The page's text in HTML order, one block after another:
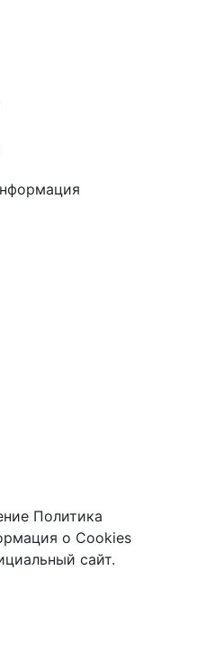
Политика
о Cookies
сайт.